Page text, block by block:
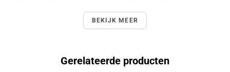
BEKIJK MEER
Gerelateerde producten